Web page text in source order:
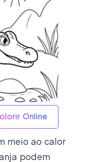
Online
meio ao calor
podem